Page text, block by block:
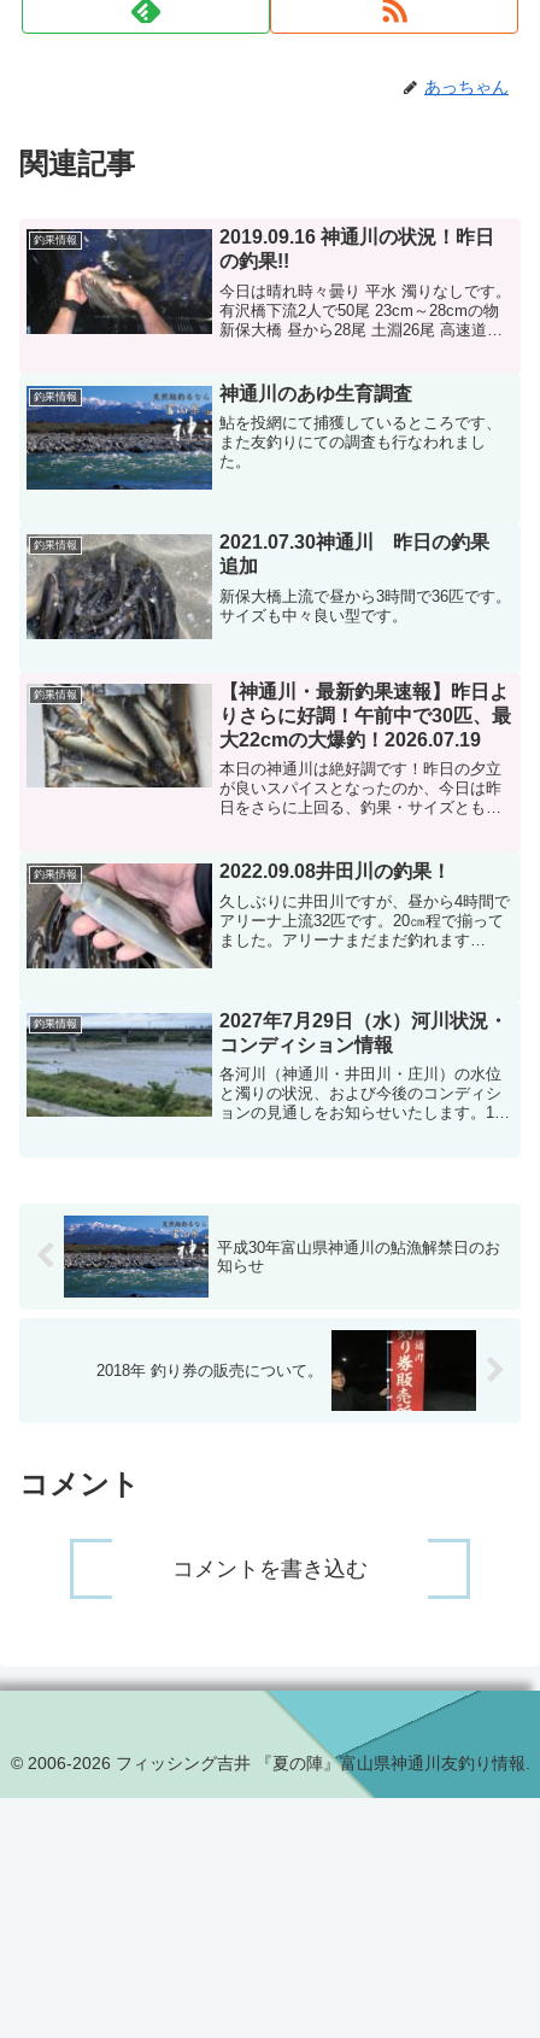
あっちゃん
関連記事
釣果情報
2019.09.16 神通川の状況！昨日
の釣果!!
今日は晴れ時々曇り 平水 濁りなしです。
有沢橋下流2人で50尾 23cm～28cmの物
新保大橋 昼から28尾 土淵26尾 高速道路
釣果情報 神通川のあゆ生育調査
鮎を投網にて捕獲しているところです、
また友釣りにての調査も行なわれまし
た。
釣果情報
2021.07.30神通川 昨日の釣果
追加
新保大橋上流で昼から3時間で36匹です。
サイズも中々良い型です。
釣果情報
【神通川・最新釣果速報】昨日よ
りさらに好調！午前中で30匹、最
大22cmの大爆釣！2026.07.19
本日の神通川は絶好調です！昨日の夕立
が良いスパイスとなったのか、今日は昨
日をさらに上回る、釣果・サイズともに
が17cm以上（最大サイズはなんと
22cm！）釣り場:...
釣果情報 2022.09.08井田川の釣果！
久しぶりに井田川ですが、昼から4時間で
アリーナ上流32匹です。20㎝程で揃って
ました。アリーナまだまだ釣れます
釣果情報
2027年7月29日（水）河川状況・
コンディション情報
各河川（神通川・井田川・庄川）の水位
と濁りの状況、および今後のコンディシ
ョンの見通しをお知らせいたします。1.
平成30年富山県神通川の鮎漁解禁日のお
知らせ
2018年 釣り券の販売について。
コメント
コメントを書き込む
© 2006-2026 フィッシング吉井 『夏の陣』富山県神通川友釣り情報.